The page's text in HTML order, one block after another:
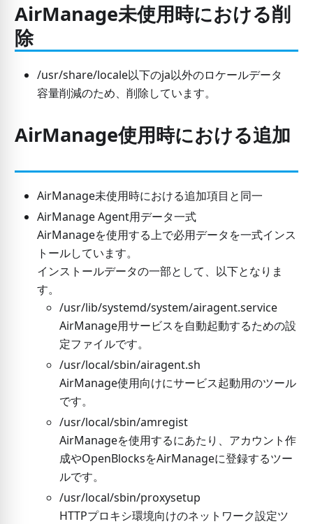
AirManage未使用時における削
除
/usr/share/locale以下のja以外のロケールデータ
容量削減のため、削除しています。
AirManage使用時における追加
AirManage未使用時における追加項目と同一
AirManage Agent用データ一式
AirManageを使用する上で必用データを一式インス
トールしています。
インストールデータの一部として、以下となりま
す。
/usr/lib/systemd/system/airagent.service
AirManage用サービスを自動起動するための設
定ファイルです。
/usr/local/sbin/airagent.sh
AirManage使用向けにサービス起動用のツール
です。
/usr/local/sbin/amregist
AirManageを使用するにあたり、アカウント作
成やOpenBlocksをAirManageに登録するツー
ルです。
/usr/local/sbin/proxysetup
HTTPプロキシ環境向けのネットワーク設定ツ